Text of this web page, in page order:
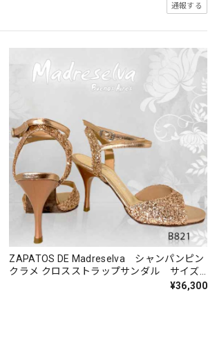
通報する
ZAPATOS DE Madreselva シャンパンピン
クラメ クロスストラップサンダル サイズ
¥36,300